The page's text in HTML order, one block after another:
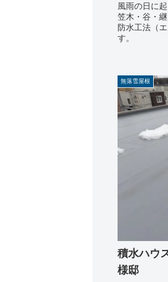
風雨の日に
笠木・谷・
防水工法（
す。
無落雪屋根
積水ハウ
様邸